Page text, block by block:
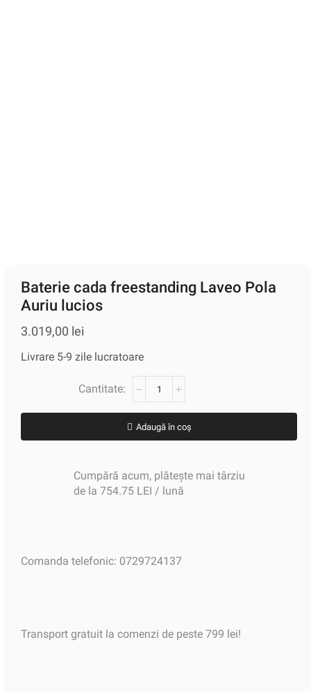
Baterie cada freestanding Laveo Pola
Auriu lucios
3.019,00 lei
Livrare 5-9 zile lucratoare
Adaugă în coș
Cumpără acum, plătește mai târziu
de la 754.75 LEI / lună
Comanda telefonic: 0729724137
Transport gratuit la comenzi de peste 799 lei!